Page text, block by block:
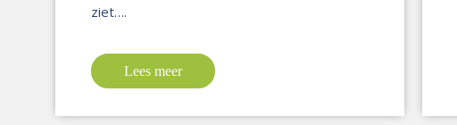
ziet….
Lees meer